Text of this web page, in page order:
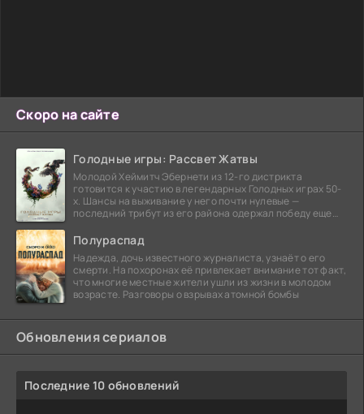
Скоро на сайте
Голодные игры: Рассвет Жатвы
Молодой Хеймитч Эбернети из 12-го дистрикта
готовится к участию в легендарных Голодных играх 50-
х. Шансы на выживание у него почти нулевые —
последний трибут из его района одержал победу еще
Полураспад
Надежда, дочь известного журналиста, узнаёт о его
смерти. На похоронах её привлекает внимание тот факт,
что многие местные жители ушли из жизни в молодом
возрасте. Разговоры о взрывах атомной бомбы
Обновления сериалов
Последние 10 обновлений